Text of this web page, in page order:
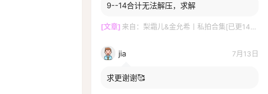
9--14合计无法解压，求解
[文章] 来自： 梨霜儿&金允希丨私拍合集[已更14期]
jia 7月13日
求更谢谢🥰